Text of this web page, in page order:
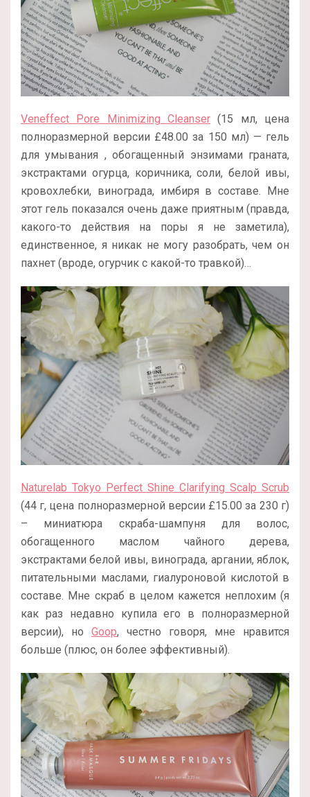
Veneffect Pore Minimizing Cleanser (15 мл, цена
полноразмерной версии £48.00 за 150 мл) — гель
для умывания , обогащенный энзимами граната,
экстрактами огурца, коричника, соли, белой ивы,
кровохлебки, винограда, имбиря в составе. Мне
этот гель показался очень даже приятным (правда,
какого-то действия на поры я не заметила),
единственное, я никак не могу разобрать, чем он
пахнет (вроде, огурчик с какой-то травкой)…
Naturelab Tokyo Perfect Shine Clarifying Scalp Scrub
(44 г, цена полноразмерной версии £15.00 за 230 г)
– миниатюра скраба-шампуня для волос,
обогащенного маслом чайного дерева,
экстрактами белой ивы, винограда, аргании, яблок,
питательными маслами, гиалуроновой кислотой в
составе. Мне скраб в целом кажется неплохим (я
как раз недавно купила его в полноразмерной
версии), но Goop, честно говоря, мне нравится
больше (плюс, он более эффективный).